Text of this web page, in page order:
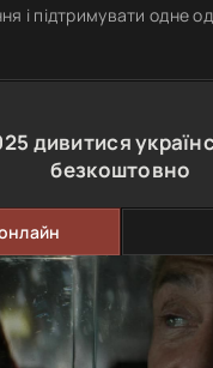
і підтримувати одне
дивитися
безкоштовно